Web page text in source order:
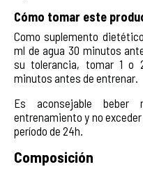
Cómo tomar este
Como suplemento
ml de agua 30 minutos
su tolerancia, tomar 1 o
minutos antes de entrenar.
Es aconsejable beber
entrenamiento y no
período de 24h.
Composición